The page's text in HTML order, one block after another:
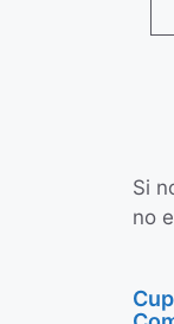
Si
no